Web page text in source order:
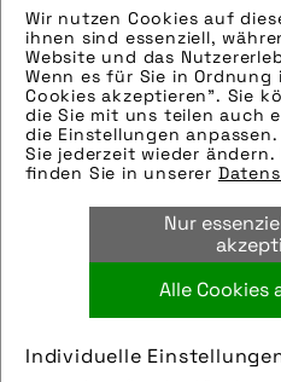
Wir nutzen Cookies auf
ihnen sind essenziell,
Website und das
Wenn es für Sie in
Cookies akzeptieren". Sie
die Sie mit uns teilen auch
die Einstellungen
Sie jederzeit wieder
finden Sie in unserer
Nur
Alle Cookies
Individuelle
Technik-Info:
Hinweise zur weiteren
Modellname: Allmtn
Hersteller: Haibike
Tags:
action,berge,downhill
mountainbike,fahrrad
pedelec, winora-
Bild downloaden